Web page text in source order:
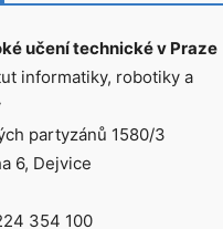
učení technické v Praze
informatiky, robotiky a
partyzánů 1580/3
6, Dejvice
354 100